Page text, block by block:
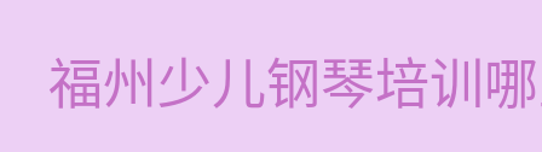
福州少儿钢琴培训